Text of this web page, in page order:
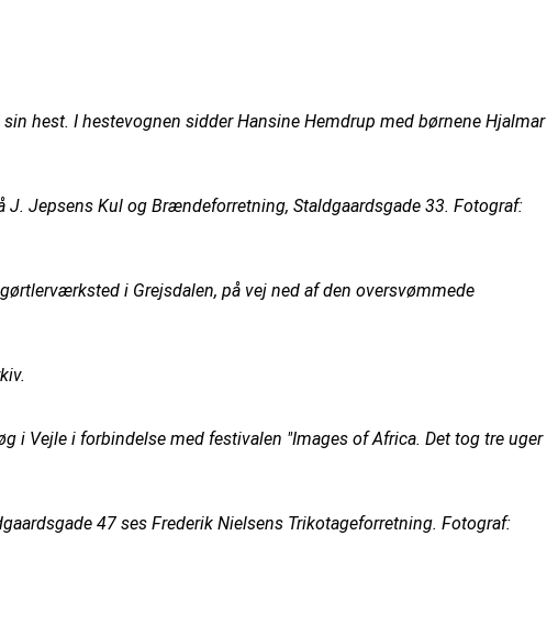
hest. I hestevognen sidder Hansine Hemdrup med børnene Hjalmar
Jepsens Kul og Brændeforretning, Staldgaardsgade 33. Fotograf:
i Grejsdalen, på vej ned af den oversvømmede
i Vejle i forbindelse med festivalen "Images of Africa. Det tog tre uger
47 ses Frederik Nielsens Trikotageforretning. Fotograf: